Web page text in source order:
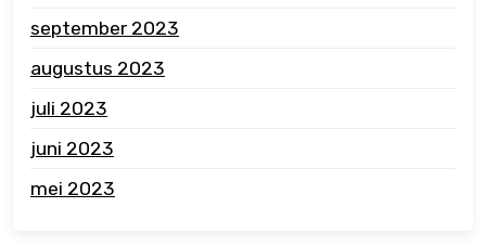
september 2023
augustus 2023
juli 2023
juni 2023
mei 2023